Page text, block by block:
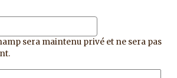
sera maintenu privé et ne sera pas